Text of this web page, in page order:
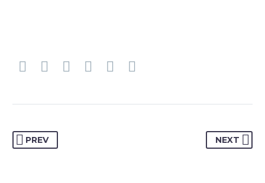
PREV NEXT